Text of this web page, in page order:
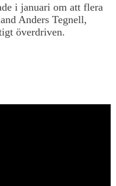
i januari om att flera
Anders Tegnell,
överdriven.